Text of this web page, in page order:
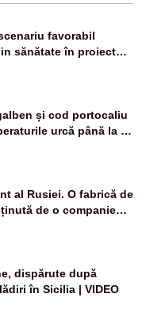
favorabil
sănătate în proiectul
și cod portocaliu
urcă până la 38
devin tropicale
al Rusiei. O fabrică de
de o companie
de o rachetă
dispărute după
în Sicilia | VIDEO